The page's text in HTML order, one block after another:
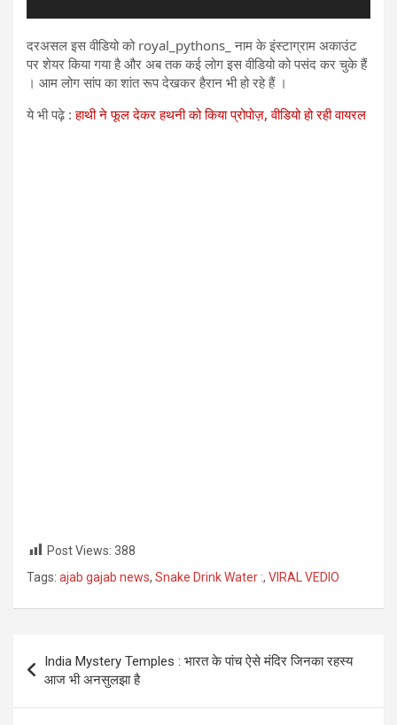
दरअसल इस वीडियो को royal_pythons_ नाम के इंस्टाग्राम अकाउंट
पर शेयर किया गया है और अब तक कई लोग इस वीडियो को पसंद कर चुके हैं
। आम लोग सांप का शांत रूप देखकर हैरान भी हो रहे हैं ।
ये भी पढ़े :हाथी ने फूल देकर हथनी को किया प्रोपोज़, वीडियो हो रही वायरल
Post Views: 388
Tags: ajab gajab news, Snake Drink Water :, VIRAL VEDIO
navigation
India Mystery Temples : भारत के पांच ऐसे मंदिर जिनका रहस्य
आज भी अनसुलझा है